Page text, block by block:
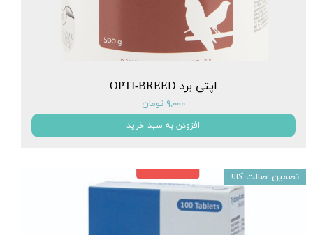
اپتی برد OPTI-BREED
۹,۰۰۰ تومان
افزودن به سبد خرید
تضمین اصالت کالا